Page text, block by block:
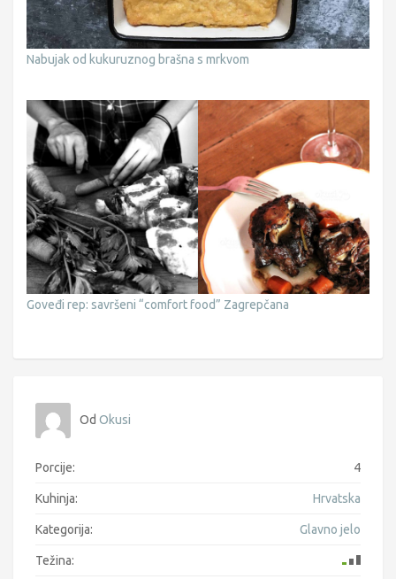
Nabujak od kukuruznog brašna s mrkvom
Goveđi rep: savršeni “comfort food” Zagrepčana
Od Okusi
Porcije: 4
Kuhinja: Hrvatska
Kategorija: Glavno jelo
Težina: